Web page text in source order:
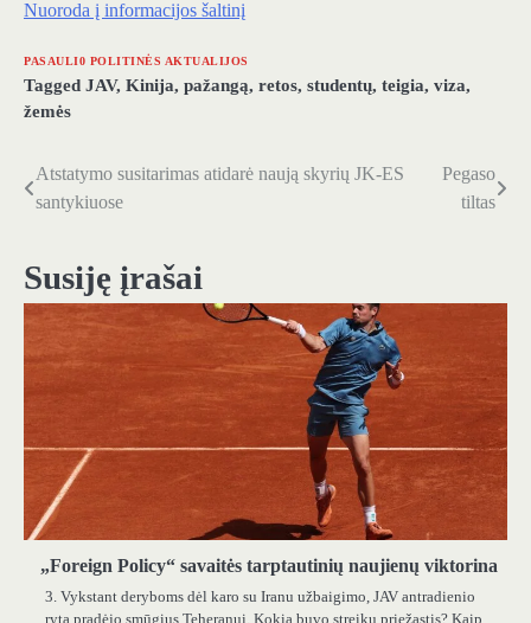
Nuoroda į informacijos šaltinį
PASAULI0 POLITINĖS AKTUALIJOS
Tagged JAV, Kinija, pažangą, retos, studentų, teigia, viza,
žemės
Navigacija
tarp
įrašų
Atstatymo susitarimas atidarė naują skyrių JK-ES
santykiuose
Pegaso
tiltas
Susiję įrašai
„Foreign Policy“ savaitės tarptautinių naujienų viktorina
3. Vykstant deryboms dėl karo su Iranu užbaigimo, JAV antradienio
rytą pradėjo smūgius Teheranui. Kokia buvo streikų priežastis? Kaip